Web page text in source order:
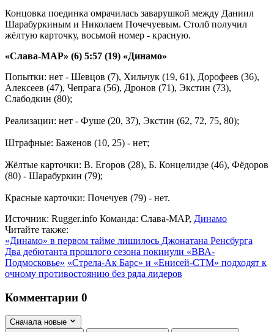
Концовка поединка омрачилась заварушкой между Даниил
Шарабуркиным и Николаем Почечуевым. Столб получил
жёлтую карточку, восьмой номер - красную.
«Слава-МАР» (6) 5:57 (19) «Динамо»
Попытки: нет - Шевцов (7), Хильчук (19, 61), Дорофеев (36),
Алексеев (47), Чепрага (56), Дронов (71), Экстин (73),
Слабодкин (80);
Реализации: нет - Фуше (20, 37), Экстин (62, 72, 75, 80);
Штрафные: Баженов (10, 25) - нет;
Жёлтые карточки: В. Егоров (28), Б. Концелидзе (46), Фёдоров
(80) - Шарабуркин (79);
Красные карточки: Почечуев (79) - нет.
Источник: Rugger.info Команда: Слава-МАР, Динамо
Читайте также:
«Динамо» в первом тайме лишилось Джонатана Ренсбурга
Два дебютанта прошлого сезона покинули «ВВА-
Подмосковье» «Стрела-Ак Барс» и «Енисей-СТМ» подходят к
очному противостоянию без ряда лидеров
Комментарии 0
Сначала новые